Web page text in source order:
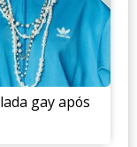
gay após